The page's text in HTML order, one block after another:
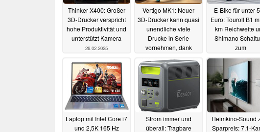
Thinker X400: Großer
3D-Drucker verspricht
hohe Produktivität und
unterstützt Kamera
26.02.2025
Vertigo MK1: Neuer
3D-Drucker kann quasi
unendliche viele
Drucke in Serie
vornehmen, dank
Mechanik18.01.2025
E-Bike für unter
Euro: Touroll B1
km Reichweite
Shimano
zum
Angebot (Ad)
Laptop mit Intel Core i7
und 2,5K 165 Hz
Strom immer und
überall: Tragbare
Heimkino-Sound
Sparpreis: 7.1-